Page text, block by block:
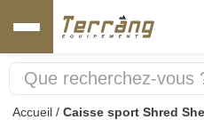
Accueil / Caisse sport Shred